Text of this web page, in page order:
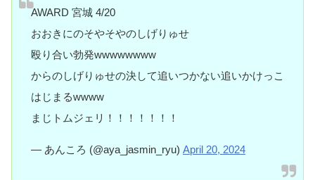
AWARD 宮城 4/20
おおきにのそやそやのしげりゅせ
殴り合い勃発wwwwwwww
からのしげりゅせの決して追いつかない追いかけっこ
はじまるwwww
まじトムジェリ！！！！！！！
— あんころ (@aya_jasmin_ryu) April 20, 2024